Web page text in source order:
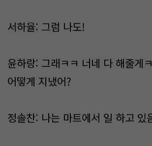
서하율: 그럼 나도!
윤하랑: 그래ㅋㅋ 너네 다 해줄게
어떻게 지냈어?
정솔찬: 나는 마트에서 일 하고 있